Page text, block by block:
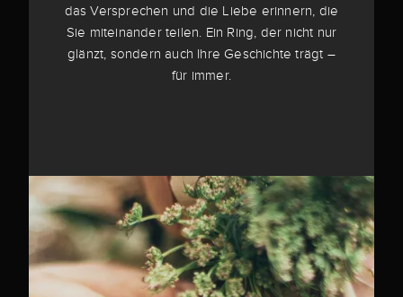
das Versprechen und die Liebe erinnern, die
Sie miteinander teilen. Ein Ring, der nicht nur
glänzt, sondern auch Ihre Geschichte trägt –
für immer.